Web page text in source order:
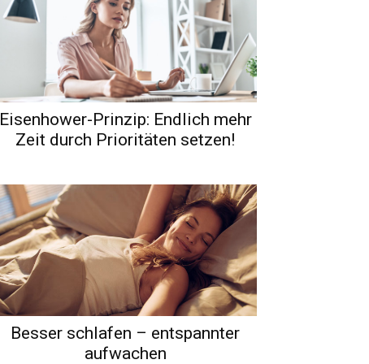
Eisenhower-Prinzip: Endlich mehr
Zeit durch Prioritäten setzen!
Besser schlafen – entspannter
aufwachen